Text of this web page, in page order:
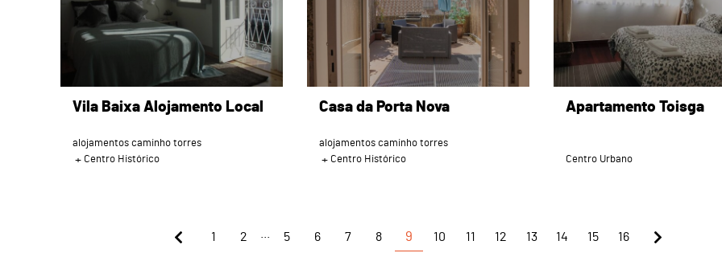
Vila Baixa Alojamento Local
alojamentos caminho torres
Centro Histórico
Casa da Porta Nova
alojamentos caminho torres
Centro Histórico
Apartamento Toisga
Centro Urbano
1 2 5 6 7 8 9 10 11 12 13 14 15 16